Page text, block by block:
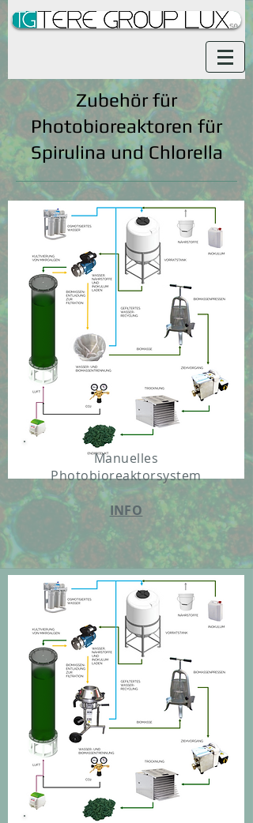
Zubehör für
Photobioreaktoren für
Spirulina und Chlorella
Manuelles
Photobioreaktorsystem
INFO